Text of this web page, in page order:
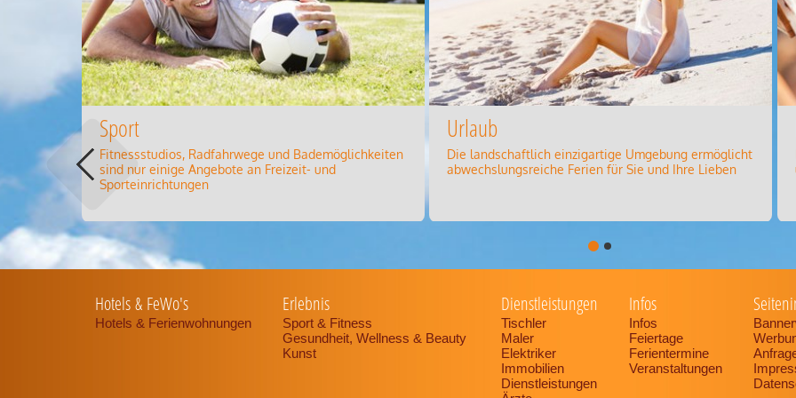
Sport
Fitnessstudios, Radfahrwege und Bademöglichkeiten
sind nur einige Angebote an Freizeit- und
Sporteinrichtungen
Urlaub
Die landschaftlich einzigartige Umgebung ermöglicht
abwechslungsreiche Ferien für Sie und Ihre Lieben
Hotels & FeWo's
Hotels & Ferienwohnungen
Erlebnis
Sport & Fitness
Gesundheit, Wellness & Beauty
Kunst
Dienstleistungen
Tischler
Maler
Elektriker
Immobilien
Dienstleistungen
Infos
Infos
Feiertage
Ferientermine
Veranstaltungen